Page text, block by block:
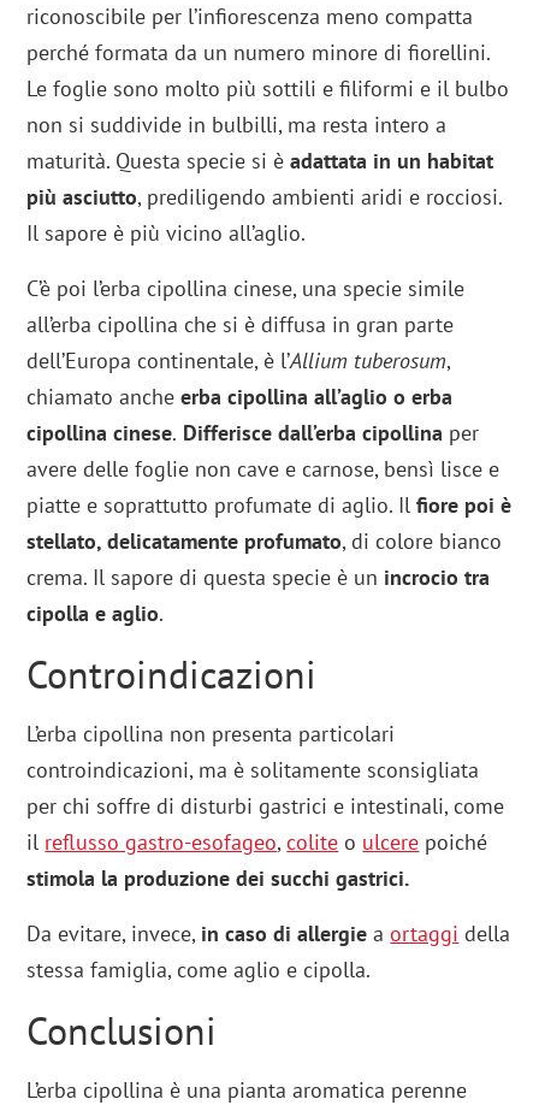
riconoscibile per l’infiorescenza meno compatta
perché formata da un numero minore di fiorellini.
Le foglie sono molto più sottili e filiformi e il bulbo
non si suddivide in bulbilli, ma resta intero a
maturità. Questa specie si èadattata in un habitat
più asciutto, prediligendo ambienti aridi e rocciosi.
Il sapore è più vicino all’aglio.
C’è poi l’erba cipollina cinese, una specie simile
all’erba cipollina che si è diffusa in gran parte
dell’Europa continentale, è l’Allium tuberosum,
chiamato ancheerba cipollina all’aglio o erba
cipollina cinese. Differisce dall’erba cipollina per
avere delle foglie non cave e carnose, bensì lisce e
piatte e soprattutto profumate di aglio. Ilfiore poi è
stellato, delicatamente profumato, di colore bianco
crema. Il sapore di questa specie è un incrocio tra
cipolla e aglio.
Controindicazioni
L’erba cipollina non presenta particolari
controindicazioni, ma è solitamente sconsigliata
per chi soffre di disturbi gastrici e intestinali, come
il reflusso gastro-esofageo,colite o ulcere poiché
stimola la produzione dei succhi gastrici.
Da evitare, invece, in caso di allergie aortaggi della
stessa famiglia, come aglio e cipolla.
Conclusioni
L’erba cipollina è una pianta aromatica perenne